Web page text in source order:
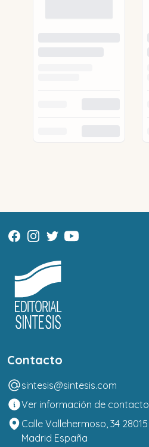
Contacto
sintesis@sintesis.com
Ver información de contacto
Calle Vallehermoso, 34 28015
Madrid España